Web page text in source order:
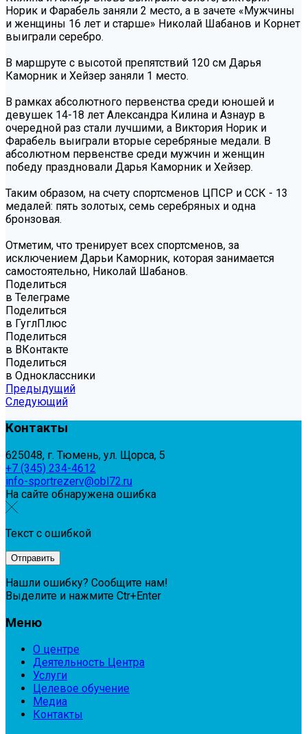
Норик и Фарабель заняли 2 место, а в зачете «Мужчины
и женщины 16 лет и старше» Николай Шабанов и Корнет
выиграли серебро.
В маршруте с высотой препятствий 120 см Дарья
Каморник и Хейзер заняли 1 место.
В рамках абсолютного первенства среди юношей и
девушек 14-18 лет Александра Килина и Азнаур в
очередной раз стали лучшими, а Виктория Норик и
Фарабель выиграли вторые серебряные медали. В
абсолютном первенстве среди мужчин и женщин
победу праздновали Дарья Каморник и Хейзер.
Таким образом, на счету спортсменов ЦПСР и ССК - 13
медалей: пять золотых, семь серебряных и одна
бронзовая.
Отметим, что тренирует всех спортсменов, за
исключением Дарьи Каморник, которая занимается
самостоятельно, Николай Шабанов.
Поделиться
в Телеграме
Поделиться
в ГуглПлюс
Поделиться
в ВКонтакте
Поделиться
в Одноклассники
Предыдущий
Следующий
Контакты
625048, г. Тюмень, ул. Щорса, 5
+7 (345) 234-4612
info-sportrezerv@obl72.ru
На сайте обнаружена ошибка
Текст с ошибкой
Нашли ошибку? Сообщите нам!
Выделите и нажмите Ctr+Enter
Меню
О центре
Деятельность Центра
Услуги
Целевое обучение
Медиа
Контакты